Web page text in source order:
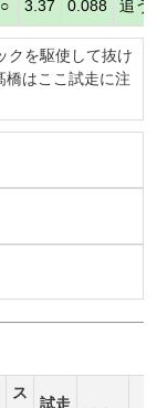
○ 3.37 0.088 追う
クを駆使して抜け
橋はここ試走に注
ス
試走